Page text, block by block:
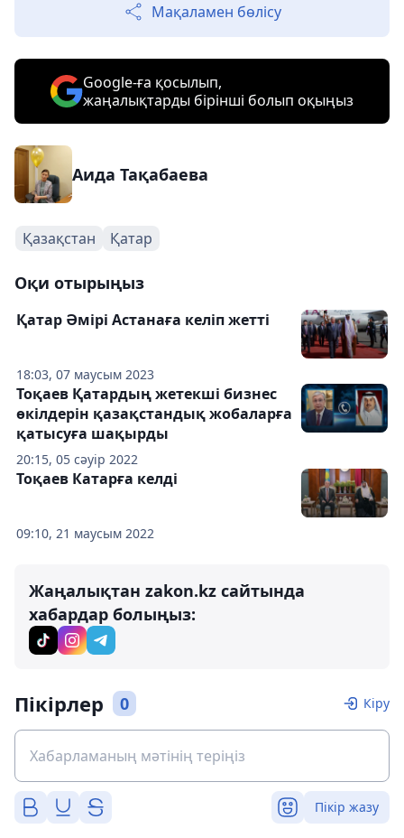
Мақаламен бөлісу
Google-ға қосылып,
жаңалықтарды бірінші болып оқыңыз
Аида Тақабаева
Қазақстан Қатар
Оқи отырыңыз
18:03, 07 маусым 2023
Қатар Әмірі Астанаға келіп жетті
20:15, 05 сәуір 2022
Тоқаев Қатардың жетекші бизнес
өкілдерін қазақстандық жобаларға
қатысуға шақырды
09:10, 21 маусым 2022
Тоқаев Катарға келді
Жаңалықтан zakon.kz сайтында
хабардар болыңыз:
Пікірлер 0 Кіру
Пікір жазу